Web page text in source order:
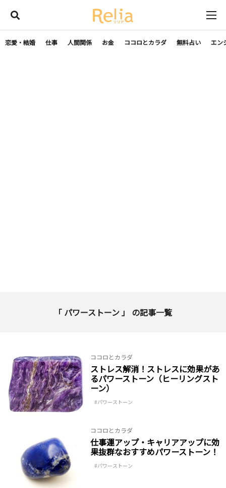
恋愛・結婚 仕事 人間関係 お金 ココロとカラダ 無料占い エン
「 パワーストーン 」 の記事一覧
ココロとカラダ
ストレス解消！ストレスに効果があ
るパワーストーン（ヒーリングスト
ーン）
パワーストーン
ココロとカラダ
仕事運アップ・キャリアアップに効
果抜群なおすすめパワーストーン！
パワーストーン